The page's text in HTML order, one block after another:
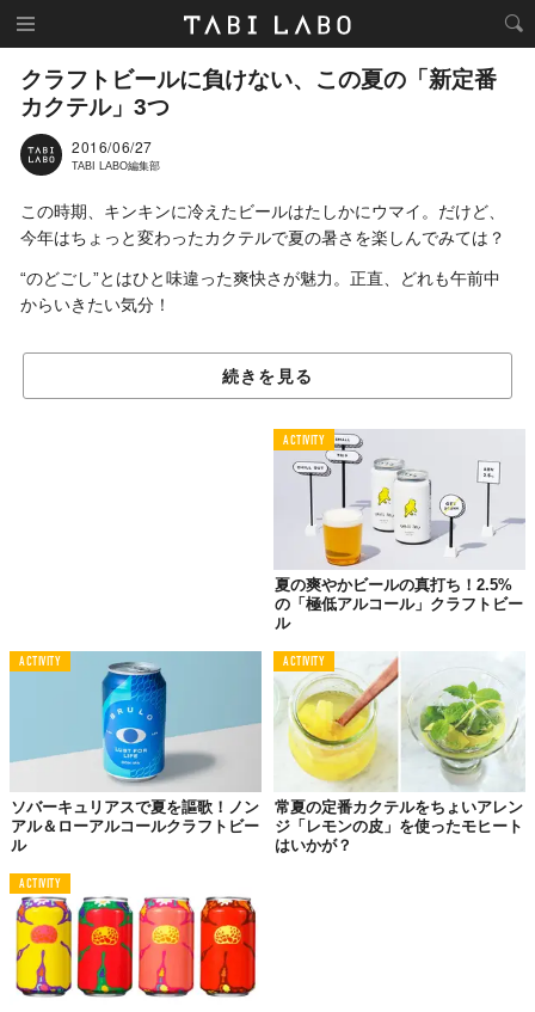
クラフトビールに負けない、この夏の「新定番
カクテル」3つ
2016/06/27
TABI LABO編集部
この時期、キンキンに冷えたビールはたしかにウマイ。だけど、
今年はちょっと変わったカクテルで夏の暑さを楽しんでみては？
“のどごし”とはひと味違った爽快さが魅力。正直、どれも午前中
からいきたい気分！
01.
南仏生まれの「パスティス」
南仏で欠かせない真夏の食前酒といえば「パスティス」。
マルセイユ生まれのリキュールで、八角に似た香りを持つ香草ア
ニスとリコリス（甘草）をアルコールで漬け込んだものが一般
的。その歴史は古く、フェンネルやローズマリーを加えたパステ
ィスなど多種多彩だ。日本でも比較的簡単に手に入るパスティス
用リキュールとして、「ペルノー」「リカール」「51」などが有
続きを見る
ACTIVITY
夏の爽やかビールの真打ち！2.5%
の「極低アルコール」クラフトビー
ル
ACTIVITY
ソバーキュリアスで夏を謳歌！ノン
アル＆ローアルコールクラフトビー
ル
ACTIVITY
常夏の定番カクテルをちょいアレン
ジ「レモンの皮」を使ったモヒート
はいかが？
ACTIVITY